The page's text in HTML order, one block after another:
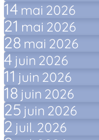
14 mai 2026
21 mai 2026
28 mai 2026
4 juin 2026
11 juin 2026
18 juin 2026
25 juin 2026
2 juil. 2026